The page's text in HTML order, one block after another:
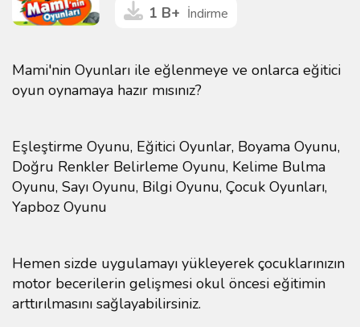
1 B+ İndirme
Mami'nin Oyunları ile eğlenmeye ve onlarca eğitici
oyun oynamaya hazır mısınız?
Eşleştirme Oyunu, Eğitici Oyunlar, Boyama Oyunu,
Doğru Renkler Belirleme Oyunu, Kelime Bulma
Oyunu, Sayı Oyunu, Bilgi Oyunu, Çocuk Oyunları,
Yapboz Oyunu
Hemen sizde uygulamayı yükleyerek çocuklarınızın
motor becerilerin gelişmesi okul öncesi eğitimin
arttırılmasını sağlayabilirsiniz.